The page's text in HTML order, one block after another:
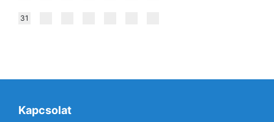
31
Kapcsolat